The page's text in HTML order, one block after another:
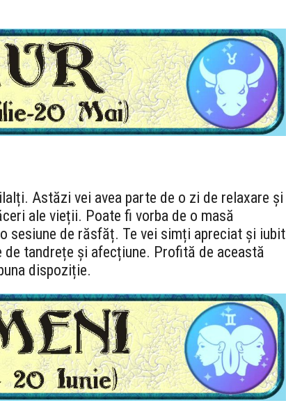
Astăzi vei avea parte de o zi de relaxare și
ale vieții. Poate fi vorba de o masă
sesiune de răsfăț. Te vei simți apreciat și iubit
de tandrețe și afecțiune. Profită de această
dispoziție.